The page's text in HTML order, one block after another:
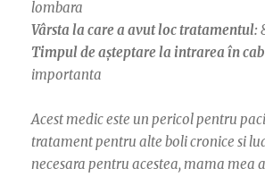
lombara
Vârsta la care a avut loc tratamentul:
Timpul de așteptare la intrarea în
importanta
Acest medic este un pericol pentru
tratament pentru alte boli cronice si
necesara pentru acestea, mama mea